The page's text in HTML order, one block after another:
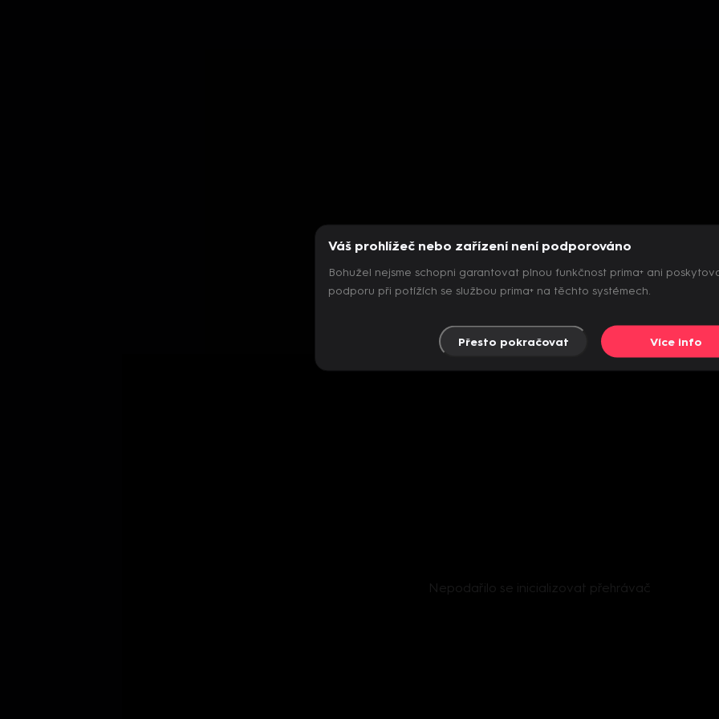
Nepodařilo se inicializovat přehrávač
Váš prohlížeč nebo zařízení není podporováno
Bohužel nejsme schopni garantovat plnou funkčnost prima+ ani
podporu při potížích se službou prima+ na těchto systémech.
Přesto pokračovat Více info